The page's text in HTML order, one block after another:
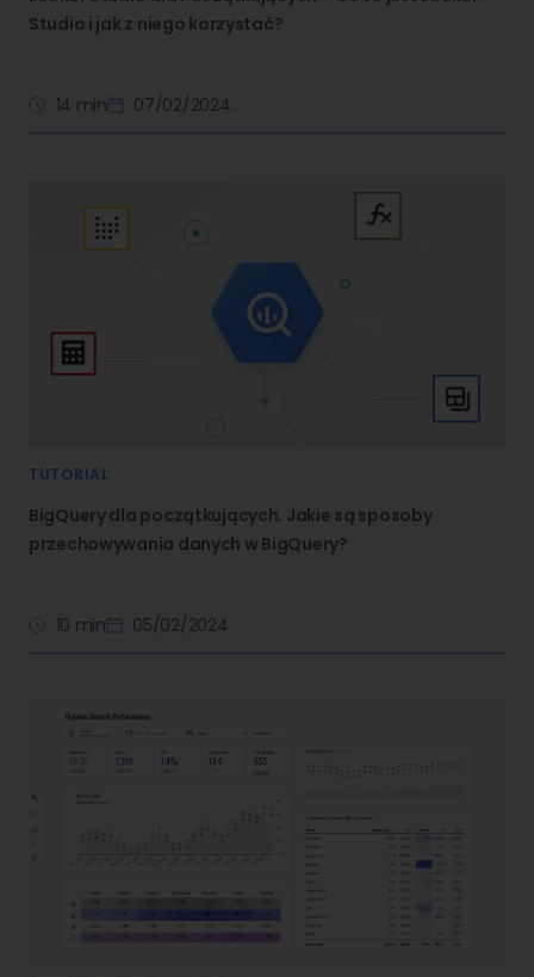
Studio i jak z niego korzystać?
14 min 07/02/2024
TUTORIAL
BigQuery dla początkujących. Jakie są sposoby
przechowywania danych w BigQuery?
10 min 05/02/2024